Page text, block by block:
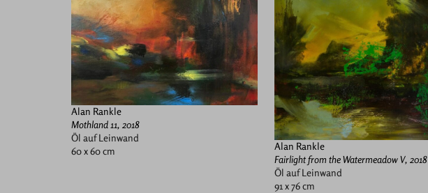
Alan Rankle
Mothland 11, 2018
Öl auf Leinwand
60 x 60 cm
Alan Rankle
Fairlight from the Watermeadow V, 2018
Öl auf Leinwand
91 x 76 cm